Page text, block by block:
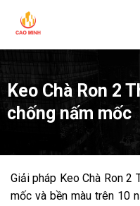
Keo Chà Ron 2
chống nấm mốc
Giải pháp Keo Chà Ron 2
mốc và bền màu trên 10